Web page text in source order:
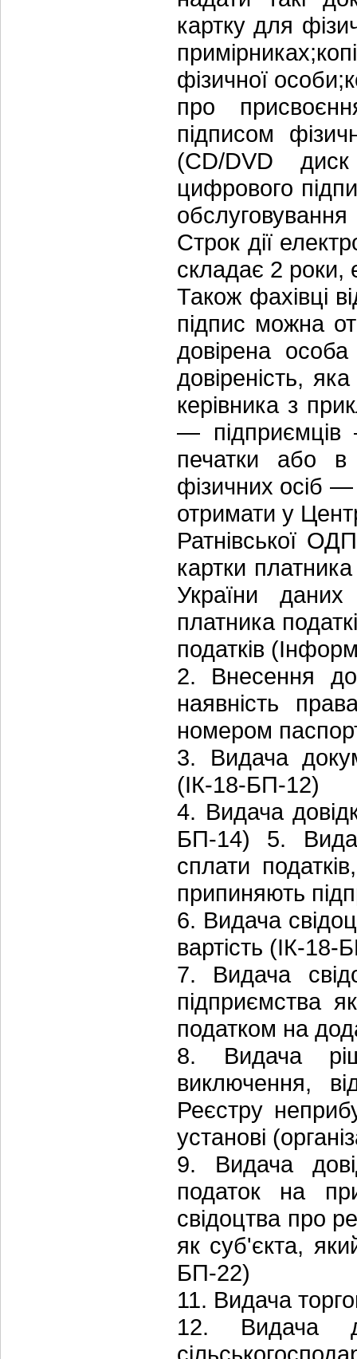
картку для
фізичної
про
підписом
(CD/DVD диск
цифрового
Строк дії
складає 2 роки,
Також фахівці
підпис можна
довірена
довіреність,
керівника з
— підприємців
печатки або в
фізичних осіб —
отримати у
Ратнівської
картки
України
платника
податків
2. Внесення до
наявність
номером
3. Видача
(ІК-18-БП-12)
4. Видача
БП-14) 5.
сплати
припиняють
6. Видача
вартість (ІК-18-
7. Видача
підприємства
податком на
8. Видача
виключення,
Реєстру
установі
9. Видача
податок на
свідоцтва про
як суб'єкта,
БП-22)
11. Видача
12. Видача